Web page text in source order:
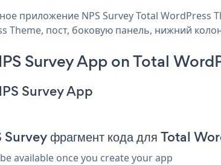
приложение NPS Survey Total WordPress
Theme, пост, боковую панель, нижний
Survey App on Total
Survey App
Survey фрагмент кода для Total
available once you create your app